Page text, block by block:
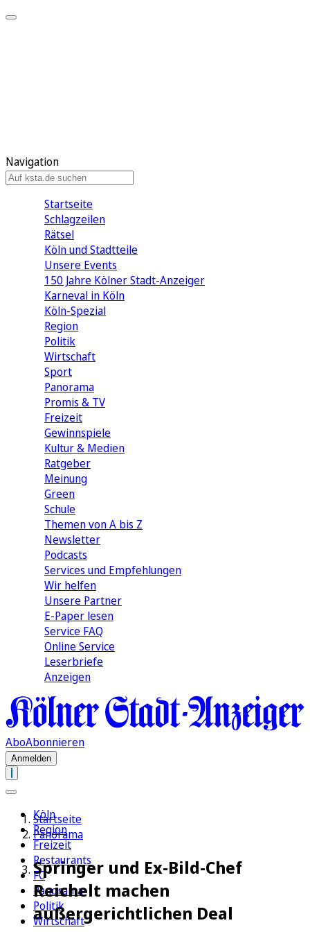
Navigation
Startseite
Schlagzeilen
Rätsel
Köln und Stadtteile
Unsere Events
150 Jahre Kölner Stadt-Anzeiger
Karneval in Köln
Köln-Spezial
Region
Politik
Wirtschaft
Sport
Panorama
Promis & TV
Freizeit
Gewinnspiele
Kultur & Medien
Ratgeber
Meinung
Green
Schule
Themen von A bis Z
Newsletter
Podcasts
Services und Empfehlungen
Wir helfen
Unsere Partner
E-Paper lesen
Service FAQ
Online Service
Leserbriefe
Anzeigen
AboAbonnieren
Anmelden
Köln
Region
Freizeit
Restaurants
FC
Panorama
Politik
Wirtschaft
Startseite
Panorama
Springer und Ex-Bild-Chef
Reichelt machen
außergerichtlichen Deal